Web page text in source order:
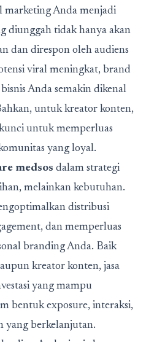
marketing Anda menjadi
diunggah tidak hanya akan
dan direspon oleh audiens
viral meningkat, brand
Anda semakin dikenal
untuk kreator konten,
untuk memperluas
yang loyal.
medsos dalam strategi
melainkan kebutuhan.
distribusi
dan memperluas
branding Anda. Baik
kreator konten, jasa
yang mampu
bentuk exposure, interaksi,
yang berkelanjutan.